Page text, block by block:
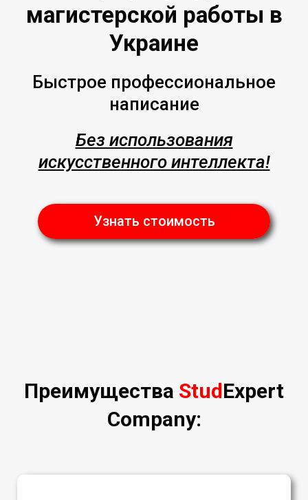
магистерской работы в
Украине
Быстрое профессиональное
написание
Без использования
искусственного интеллекта!
Узнать стоимость
Преимущества StudExpert
Company: